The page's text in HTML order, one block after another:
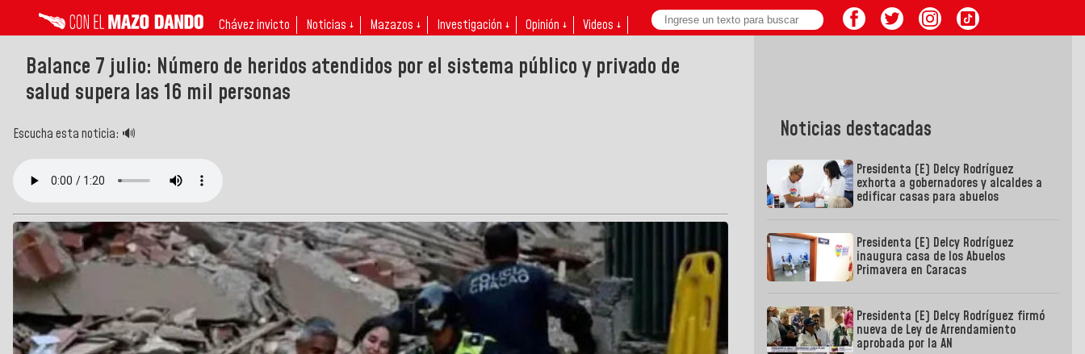
Chávez invicto Noticias ↓ Mazazos ↓ Investigación ↓ Opinión ↓ Videos ↓
Balance 7 julio: Número de heridos atendidos por el sistema público y privado de
salud supera las 16 mil personas
Escucha esta noticia: 🔊 Noticias destacadas
Presidenta (E) Delcy Rodríguez
exhorta a gobernadores y alcaldes a
edificar casas para abuelos
Presidenta (E) Delcy Rodríguez
inaugura casa de los Abuelos
Primavera en Caracas
Presidenta (E) Delcy Rodríguez firmó
nueva de Ley de Arrendamiento
aprobada por la AN